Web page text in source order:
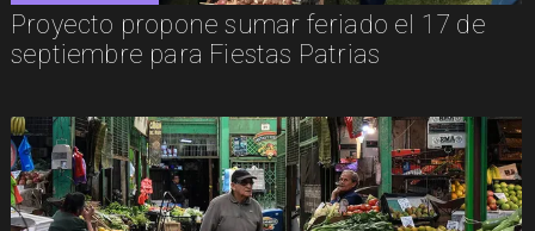
Proyecto propone sumar feriado el 17 de
septiembre para Fiestas Patrias